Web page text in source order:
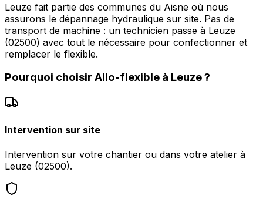
Leuze fait partie des communes du Aisne où nous
assurons le dépannage hydraulique sur site. Pas de
transport de machine : un technicien passe à Leuze
(02500) avec tout le nécessaire pour confectionner et
remplacer le flexible.
Pourquoi choisir Allo-flexible à Leuze?
Intervention sur site
Intervention sur votre chantier ou dans votre atelier à
Leuze (02500).